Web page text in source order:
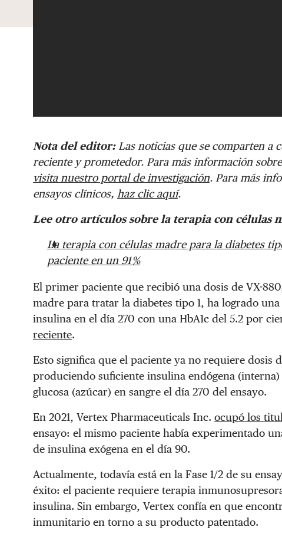
Nota del editor:Las noticias que se comparten a
reciente y prometedor. Para más información
visita nuestro portal de investigación. Para más
ensayos clínicos, haz clic aquí.
Lee otro artículos sobre la terapia con células
La terapia con células madre para la diabetes
paciente en un 91 %
El primer paciente que recibió una dosis de VX-
madre para tratar la diabetes tipo 1, ha logrado
insulina en el día 270 con una HbA1c del 5.2 por
reciente.
Esto significa que el paciente ya no requiere dosis
produciendo suficiente insulina endógena
glucosa (azúcar) en sangre el día 270 del ensayo.
En 2021, Vertex Pharmaceuticals Inc. ocupó los
ensayo: el mismo paciente había experimentado
de insulina exógena en el día 90.
Actualmente, todavía está en la Fase 1/2 de su
éxito: el paciente requiere terapia
insulina. Sin embargo, Vertex confía en que
inmunitario en torno a su producto patentado.